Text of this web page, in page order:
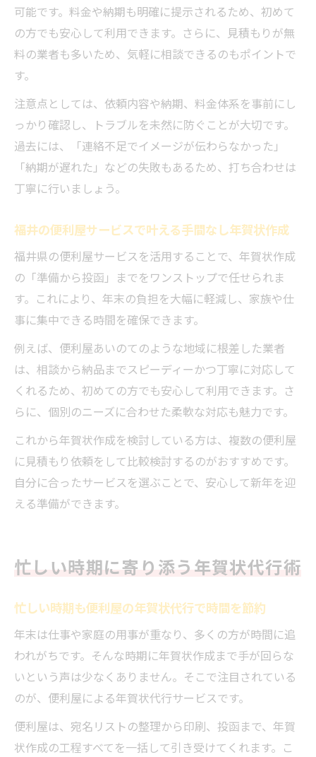
可能です。料金や納期も明確に提示されるため、初めて
の方でも安心して利用できます。さらに、見積もりが無
料の業者も多いため、気軽に相談できるのもポイントで
す。
注意点としては、依頼内容や納期、料金体系を事前にし
っかり確認し、トラブルを未然に防ぐことが大切です。
過去には、「連絡不足でイメージが伝わらなかった」
「納期が遅れた」などの失敗もあるため、打ち合わせは
丁寧に行いましょう。
福井の便利屋サービスで叶える手間なし年賀状作成
福井県の便利屋サービスを活用することで、年賀状作成
の「準備から投函」までをワンストップで任せられま
す。これにより、年末の負担を大幅に軽減し、家族や仕
事に集中できる時間を確保できます。
例えば、便利屋あいのてのような地域に根差した業者
は、相談から納品までスピーディーかつ丁寧に対応して
くれるため、初めての方でも安心して利用できます。さ
らに、個別のニーズに合わせた柔軟な対応も魅力です。
これから年賀状作成を検討している方は、複数の便利屋
に見積もり依頼をして比較検討するのがおすすめです。
自分に合ったサービスを選ぶことで、安心して新年を迎
える準備ができます。
忙しい時期に寄り添う年賀状代行術
忙しい時期も便利屋の年賀状代行で時間を節約
年末は仕事や家庭の用事が重なり、多くの方が時間に追
われがちです。そんな時期に年賀状作成まで手が回らな
いという声は少なくありません。そこで注目されている
のが、便利屋による年賀状代行サービスです。
便利屋は、宛名リストの整理から印刷、投函まで、年賀
状作成の工程すべてを一括して引き受けてくれます。こ